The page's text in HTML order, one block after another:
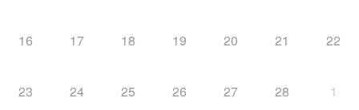
16 17 18 19 20 21 22
23 24 25 26 27 28 1